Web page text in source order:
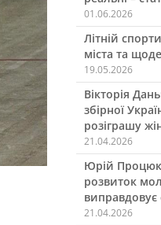
01.06.2026
Літній
міста та
19.05.2026
Вікторія
збірної
розіграшу
21.04.2026
Юрій
розвиток
виправдовує
21.04.2026